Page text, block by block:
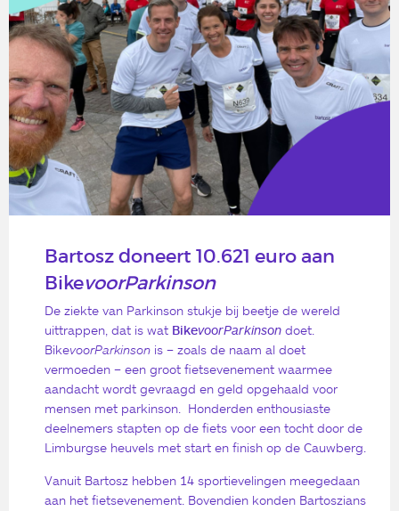
Bartosz doneert 10.621 euro aan
BikevoorParkinson
De ziekte van Parkinson stukje bij beetje de wereld
uittrappen, dat is wat BikevoorParkinson doet.
BikevoorParkinson is – zoals de naam al doet
vermoeden – een groot fietsevenement waarmee
aandacht wordt gevraagd en geld opgehaald voor
mensen met parkinson. Honderden enthousiaste
deelnemers stapten op de fiets voor een tocht door de
Limburgse heuvels met start en finish op de Cauwberg.
Vanuit Bartosz hebben 14 sportievelingen meegedaan
aan het fietsevenement. Bovendien konden Bartoszians